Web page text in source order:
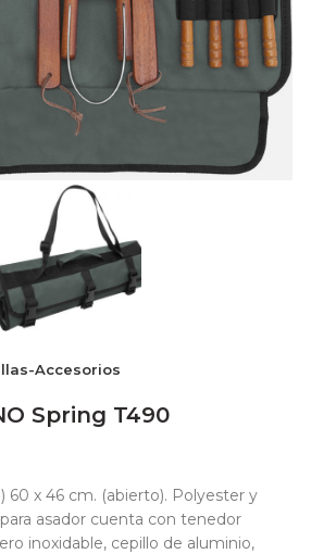
Accesorios
Spring T490
60 x 46 cm. (abierto). Polyester y
asador cuenta con tenedor
inoxidable, cepillo de aluminio,